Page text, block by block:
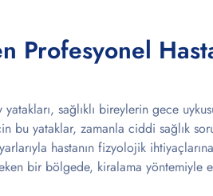
Profesyonel
sağlıklı bireylerin gece
bu yataklar, zamanla ciddi sağlık
hastanın fizyolojik
bir bölgede, kiralama yöntemiyle